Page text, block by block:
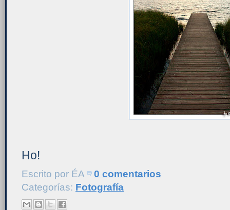
Ho!
Escrito por ÉA
0 comentarios
Categorías: Fotografía